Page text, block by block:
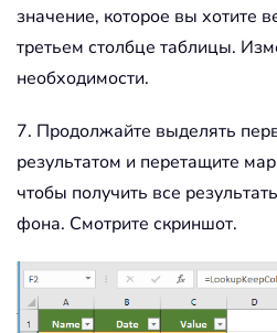
значение, которое вы хотите
третьем столбце таблицы.
необходимости.
7. Продолжайте выделять
результатом и перетащите
чтобы получить все
фона. Смотрите скриншот.